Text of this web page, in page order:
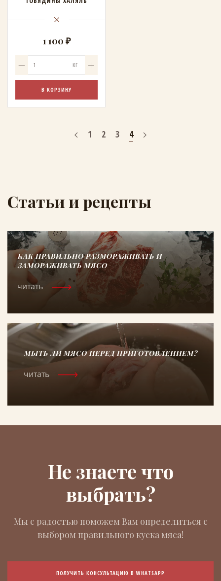
1 100 ₽
КГ
В КОРЗИНУ
1 2 3 4
Статьи и рецепты
КАК ПРАВИЛЬНО РАЗМОРАЖИВАТЬ И
ЗАМОРАЖИВАТЬ МЯСО
читать
МЫТЬ ЛИ МЯСО ПЕРЕД ПРИГОТОВЛЕНИЕМ?
читать
Не знаете что
выбрать?
Мы с радостью поможем Вам определиться с
выбором правильного куска мяса!
ПОЛУЧИТЬ КОНСУЛЬТАЦИЮ В WHATSAPP